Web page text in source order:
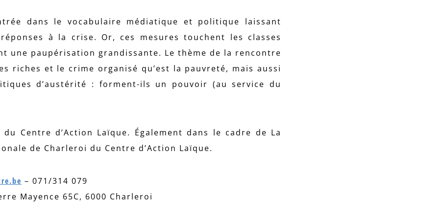
dans le vocabulaire médiatique et politique laissant
à la crise. Or, ces mesures touchent les classes
une paupérisation grandissante. Le thème de la rencontre
riches et le crime organisé qu’est la pauvreté, mais aussi
d’austérité : forment-ils un pouvoir (au service du
Centre d’Action Laïque. Également dans le cadre de La
de Charleroi du Centre d’Action Laïque.
– 071/314 079
Mayence 65C, 6000 Charleroi